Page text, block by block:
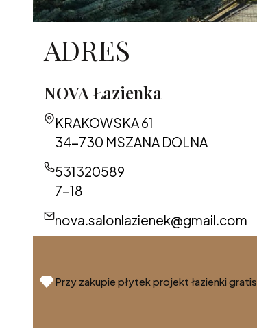
ADRES
NOVA Łazienka
Adres:
KRAKOWSKA 61
34-730 MSZANA DOLNA
531320589
7-18
nova.salonlazienek@gmail.com
Przy zakupie płytek projekt łazienki gratis